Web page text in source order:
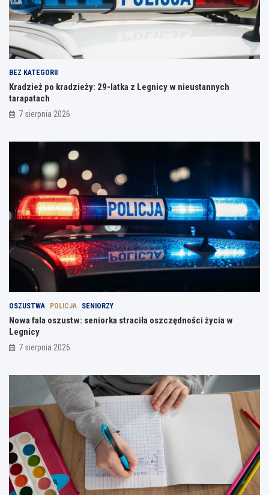
BEZ KATEGORII
Kradzież po kradzieży: 29-latka z Legnicy w nieustannych
tarapatach
7 sierpnia 2026
OSZUSTWA POLICJA SENIORZY
Nowa fala oszustw: seniorka straciła oszczędności życia w
Legnicy
7 sierpnia 2026